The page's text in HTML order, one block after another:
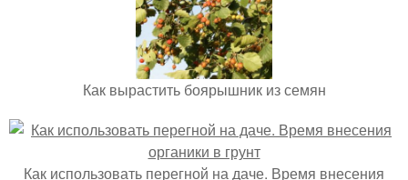
Как вырастить боярышник из семян
Как использовать перегной на даче. Время внесения